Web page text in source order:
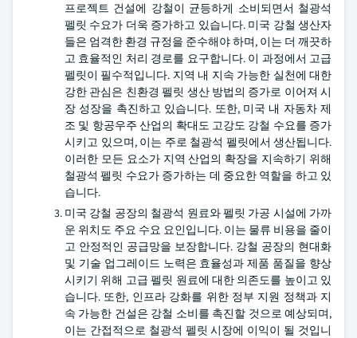
프로젝트 건설에 강철이 균등하게 소비되면서 철광석
펠릿 수요가 더욱 증가하고 있습니다. 미국 강철 생산자
들은 엄격한 환경 규정을 준수해야 하며, 이는 더 깨끗하
고 효율적인 처리 경로를 요구합니다. 이 과정에서 고급
펠릿이 필수적입니다. 지역 내 지속 가능한 실천에 대한
강한 관심은 친환경 펠릿 생산 방법의 증가로 이어져 시
장 성장을 촉진하고 있습니다. 또한, 미국 내 자동차 제
조 및 항공우주 산업의 확대도 고강도 강철 수요를 증가
시키고 있으며, 이는 주로 철광석 펠릿에서 생산됩니다.
이러한 모든 요소가 지역 산업의 확장을 지속하기 위해
철광석 펠릿 수요가 증가하는 데 중요한 역할을 하고 있
습니다.
미국 강철 공장의 철광석 원료와 펠릿 가공 시설에 가까
운 위치도 주요 수요 요인입니다. 이는 물류 비용을 줄이
고 안정적인 공급망을 보장합니다. 강철 공장의 현대화
및 기술 업그레이드 노력은 효율성과 제품 품질을 향상
시키기 위해 고급 펠릿 원료에 대한 의존도를 높이고 있
습니다. 또한, 인프라 강화를 위한 정부 지원 정책과 지
속 가능한 건설은 강철 소비를 촉진할 것으로 예상되며,
이는 간접적으로 철광석 펠릿 시장에 이익이 될 것입니